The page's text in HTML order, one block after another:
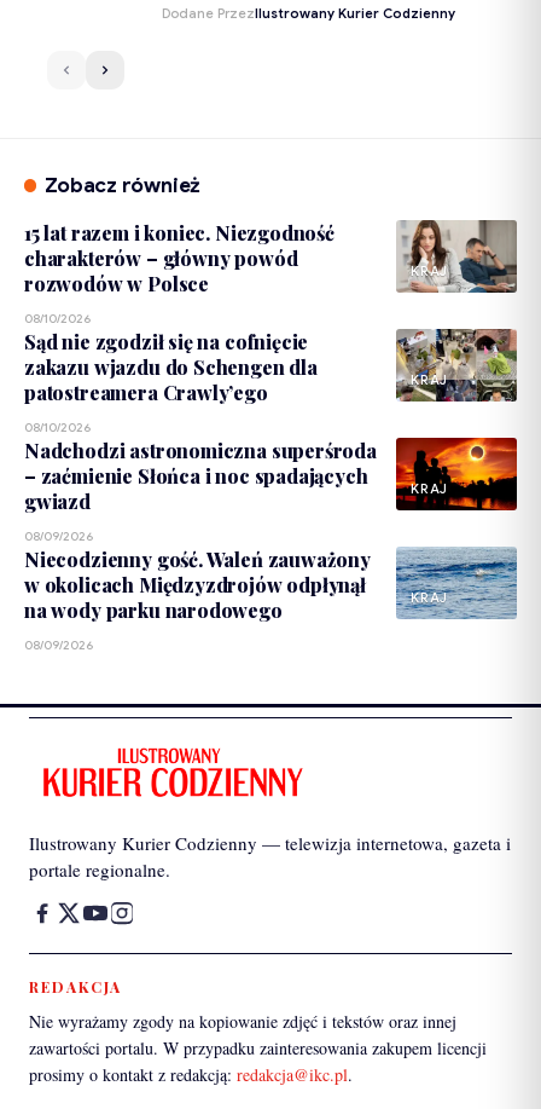
Dodane PrzezIlustrowany Kurier Codzienny
Zobacz również
KRAJ
15 lat razem i koniec. Niezgodność
charakterów – główny powód
rozwodów w Polsce
08/10/2026
KRAJ
Sąd nie zgodził się na cofnięcie
zakazu wjazdu do Schengen dla
patostreamera Crawly’ego
08/10/2026
KRAJ
Nadchodzi astronomiczna superśroda
– zaćmienie Słońca i noc spadających
gwiazd
08/09/2026
KRAJ
Niecodzienny gość. Waleń zauważony
w okolicach Międzyzdrojów odpłynął
na wody parku narodowego
08/09/2026
Ilustrowany Kurier Codzienny — telewizja internetowa, gazeta i
portale regionalne.
REDAKCJA
Nie wyrażamy zgody na kopiowanie zdjęć i tekstów oraz innej
zawartości portalu. W przypadku zainteresowania zakupem licencji
prosimy o kontakt z redakcją: redakcja@ikc.pl.